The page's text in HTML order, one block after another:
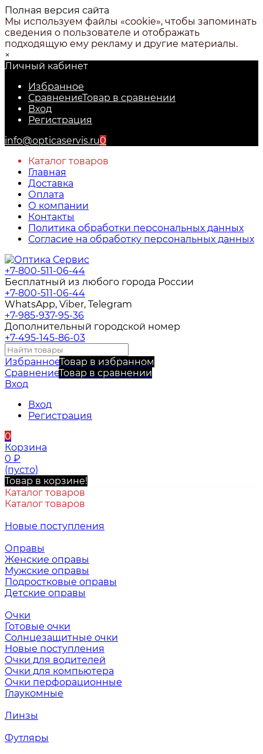
Полная версия сайта
Мы используем файлы «cookie», чтобы запоминать
сведения о пользователе и отображать
подходящую ему рекламу и другие материалы.
×
Личный кабинет
Избранное
СравнениеТовар в сравнении
Вход
Регистрация
info@opticaservis.ru0
Каталог товаров
Главная
Доставка
Оплата
О компании
Контакты
Политика обработки персональных данных
Согласие на обработку персональных данных
+7-800-511-06-44
Бесплатный из любого города России
+7-800-511-06-44
WhatsApp, Viber, Telegram
+7-985-937-95-36
Дополнительный городской номер
+7-495-145-86-03
ИзбранноеТовар в избранном
СравнениеТовар в сравнении
Вход
Вход
Регистрация
0
Корзина
0 ₽
(пусто)
Товар в корзине!
Каталог товаров
Каталог товаров
Новые поступления
Оправы
Женские оправы
Мужские оправы
Подростковые оправы
Детские оправы
Очки
Готовые очки
Солнцезащитные очки
Новые поступления
Очки для водителей
Очки для компьютера
Очки перфорационные
Глаукомные
Линзы
Футляры